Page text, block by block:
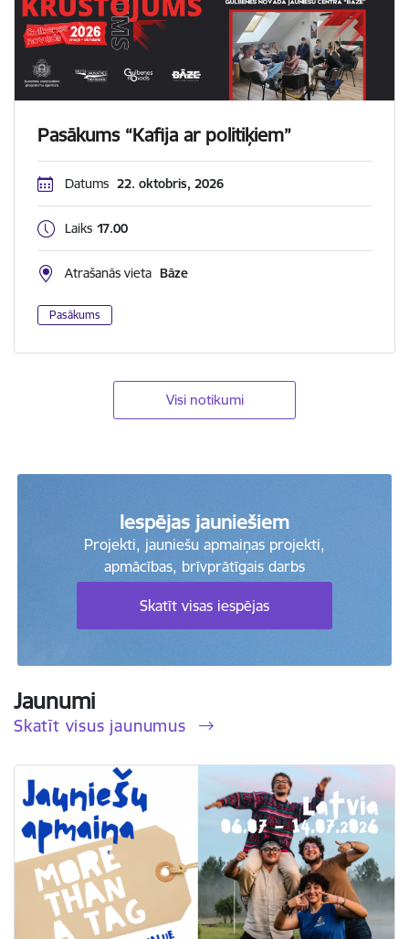
Pasākums “Kafija ar politiķiem”
Datums 22. oktobris, 2026
Laiks 17.00
Atrašanās vieta Bāze
Pasākums
Visi notikumi
Iespējas jauniešiem
Projekti, jauniešu apmaiņas projekti,
apmācības, brīvprātīgais darbs
Skatīt visas iespējas
Jaunumi
Skatīt visus jaunumus